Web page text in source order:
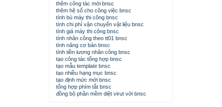
thêm công tác mới bnsc
thêm hệ số cho công việc bnsc
tính bù máy thi công bnsc
tính chi phí vận chuyển vật liệu bnsc
tính giá máy thi công bnsc
tính nhân công theo tt01 bnsc
tính năng cơ bản bnsc
tính tiền lương nhân công bnsc
tạo công tác tổng hợp bnsc
tạo mẫu template bnsc
tạo nhiều hạng mục bnsc
tạo định mức mới bnsc
tổng hợp phím tắt bnsc
đồng bộ phần mềm diệt virut với bnsc